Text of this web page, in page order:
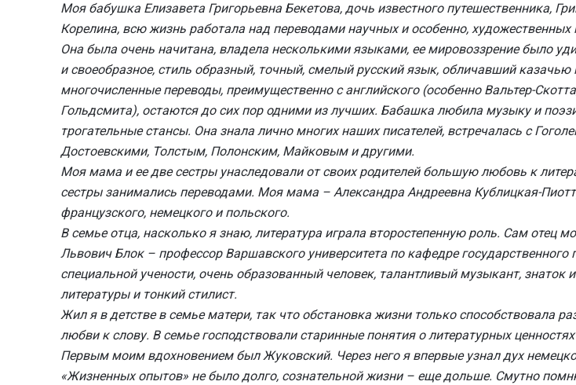
Моя бабушка Елизавета Григорьевна Бекетова, дочь известного путешественника,
Корелина, всю жизнь работала над переводами научных и особенно, художественных
Она была очень начитана, владела несколькими языками, ее мировоззрение было
и своеобразное, стиль образный, точный, смелый русский язык, обличавший казачью
многочисленные переводы, преимущественно с английского (особенно Вальтер-
Гольдсмита), остаются до сих пор одними из лучших. Бабашка любила музыку и
трогательные стансы. Она знала лично многих наших писателей, встречалась с
Достоевскими, Толстым, Полонским, Майковым и другими.
Моя мама и ее две сестры унаследовали от своих родителей большую любовь к
сестры занимались переводами. Моя мама – Александра Андреевна Кублицкая-
французского, немецкого и польского.
В семье отца, насколько я знаю, литература играла второстепенную роль. Сам отец
Львович Блок – профессор Варшавского университета по кафедре государственного
специальной учености, очень образованный человек, талантливый музыкант, знаток
литературы и тонкий стилист.
Жил я в детстве в семье матери, так что обстановка жизни только способствовала
любви к слову. В семье господствовали старинные понятия о литературных
Первым моим вдохновением был Жуковский. Через него я впервые узнал дух
«Жизненных опытов» не было долго, сознательной жизни – еще дольше. Смутно